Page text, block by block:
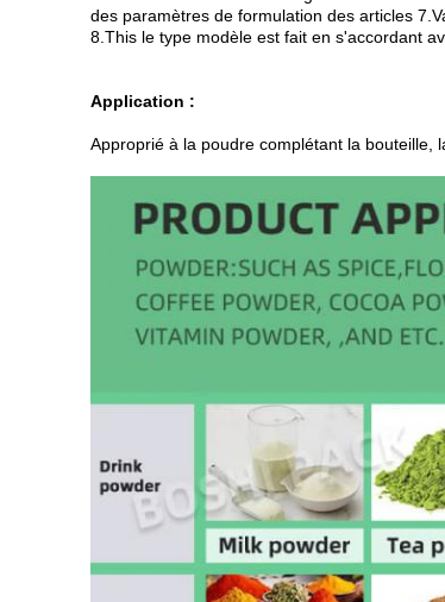
des paramètres de formulation des articles
8.This le type modèle est fait en s'accordant
Application :
Approprié à la poudre complétant la bouteille,